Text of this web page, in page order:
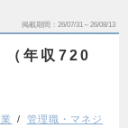
掲載期間 26/07/31～26/08/13
（年収720
管理職・マネジ